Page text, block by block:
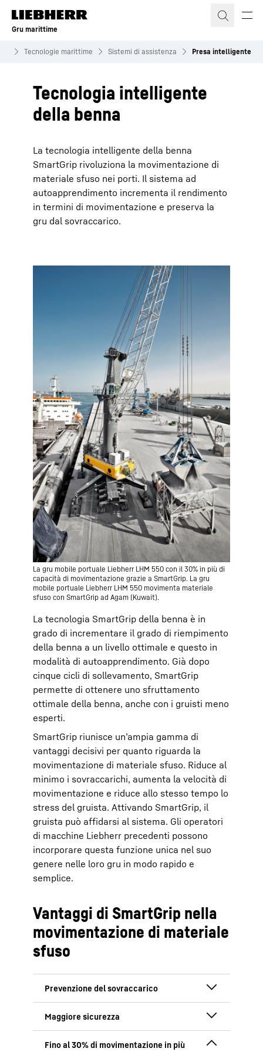
Gru marittime
Tecnologie marittime Sistemi di assistenza Presa intelligente
Tecnologia intelligente
della benna
La tecnologia intelligente della benna
SmartGrip rivoluziona la movimentazione di
materiale sfuso nei porti. Il sistema ad
autoapprendimento incrementa il rendimento
in termini di movimentazione e preserva la
gru dal sovraccarico.
La gru mobile portuale Liebherr LHM 550 con il 30% in più di
capacità di movimentazione grazie a SmartGrip. La gru
mobile portuale Liebherr LHM 550 movimenta materiale
sfuso con SmartGrip ad Agam (Kuwait).
La tecnologia SmartGrip della benna è in
grado di incrementare il grado di riempimento
della benna a un livello ottimale e questo in
modalità di autoapprendimento. Già dopo
cinque cicli di sollevamento, SmartGrip
permette di ottenere uno sfruttamento
ottimale della benna, anche con i gruisti meno
esperti.
SmartGrip riunisce un’ampia gamma di
vantaggi decisivi per quanto riguarda la
movimentazione di materiale sfuso. Riduce al
minimo i sovraccarichi, aumenta la velocità di
movimentazione e riduce allo stesso tempo lo
stress del gruista. Attivando SmartGrip, il
gruista può affidarsi al sistema. Gli operatori
di macchine Liebherr precedenti possono
incorporare questa funzione unica nel suo
genere nelle loro gru in modo rapido e
semplice.
Vantaggi di SmartGrip nella
movimentazione di materiale
sfuso